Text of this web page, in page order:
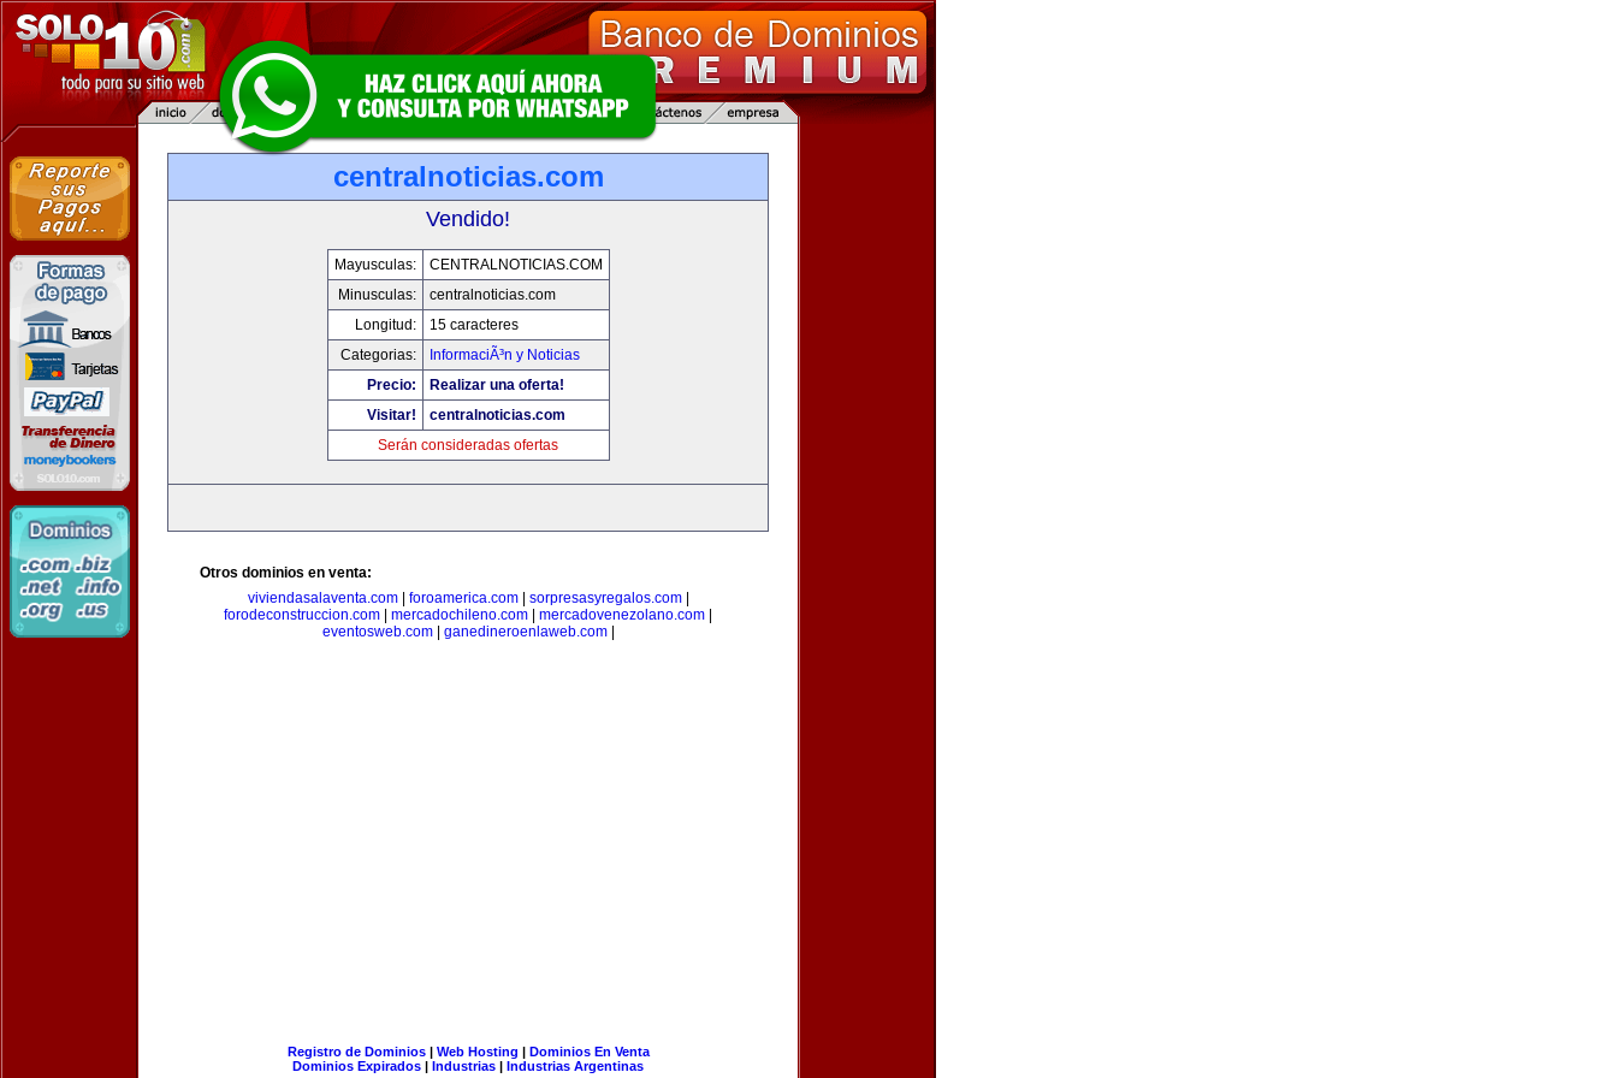
centralnoticias.com
Vendido!
Mayusculas:
CENTRALNOTICIAS.COM
Minusculas:
centralnoticias.com
Longitud:
15 caracteres
Categorias:
InformaciÃ³n y Noticias
Precio:
Realizar una oferta!
Visitar!
centralnoticias.com
Serán consideradas ofertas
Otros dominios en venta:
viviendasalaventa.com| foroamerica.com| sorpresasyregalos.com|
forodeconstruccion.com
mercadochileno.com mercadovenezolano.com
eventosweb.com| ganedineroenlaweb.com|
Registro de Dominios| Web Hosting | Dominios En Venta
Dominios Expirados | Industrias | Industrias Argentinas